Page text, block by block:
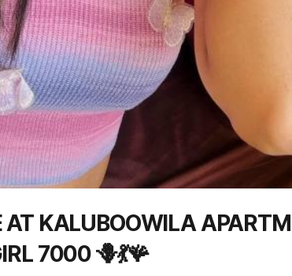
AT KALUBOOWILA
7000 🪻💃🪸